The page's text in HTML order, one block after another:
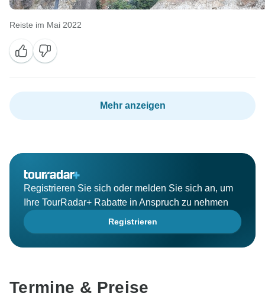
Reiste im Mai 2022
Mehr anzeigen
Registrieren Sie sich oder melden Sie sich an, um
Ihre TourRadar+ Rabatte in Anspruch zu nehmen
Registrieren
Termine & Preise